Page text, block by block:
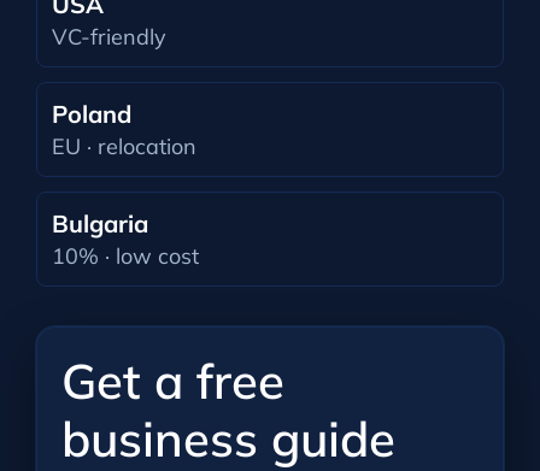
VC-friendly
Poland
EU · relocation
Bulgaria
10% · low cost
Get a free
business guide